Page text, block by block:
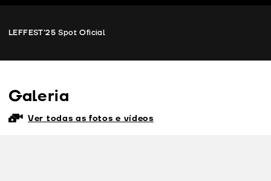
LEFFEST'25 Spot Oficial
Galeria
Ver todas as fotos e vídeos